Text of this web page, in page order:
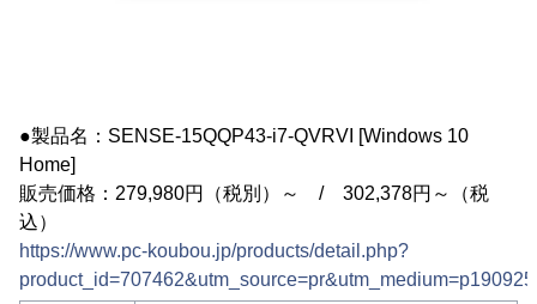
●製品名：SENSE-15QQP43-i7-QVRVI [Windows 10
Home]
販売価格：279,980円（税別）～ / 302,378円～（税
込）
https://www.pc-koubou.jp/products/detail.php?